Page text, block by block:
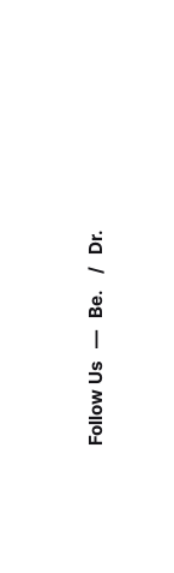
Follow Us
Be.
Dr.